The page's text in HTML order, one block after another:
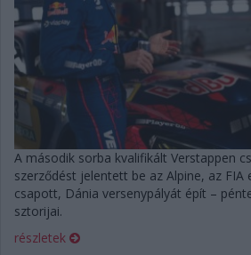
A második sorba kvalifikált Verstappen
szerződést jelentett be az Alpine, az FIA
csapott, Dánia versenypályát épít –
sztorijai.
részletek